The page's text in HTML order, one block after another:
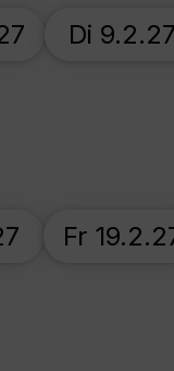
Di 9.2.27
Fr